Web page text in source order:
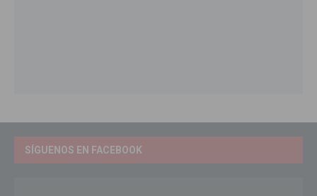
SÍGUENOS EN FACEBOOK